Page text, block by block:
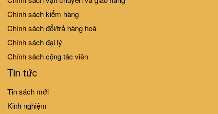
Chính sách kiểm hàng
Chính sách đổi/trả hàng hoá
Chính sách đại lý
Chính sách cộng tác viên
Tin tức
Tin sách mới
Kinh nghiệm